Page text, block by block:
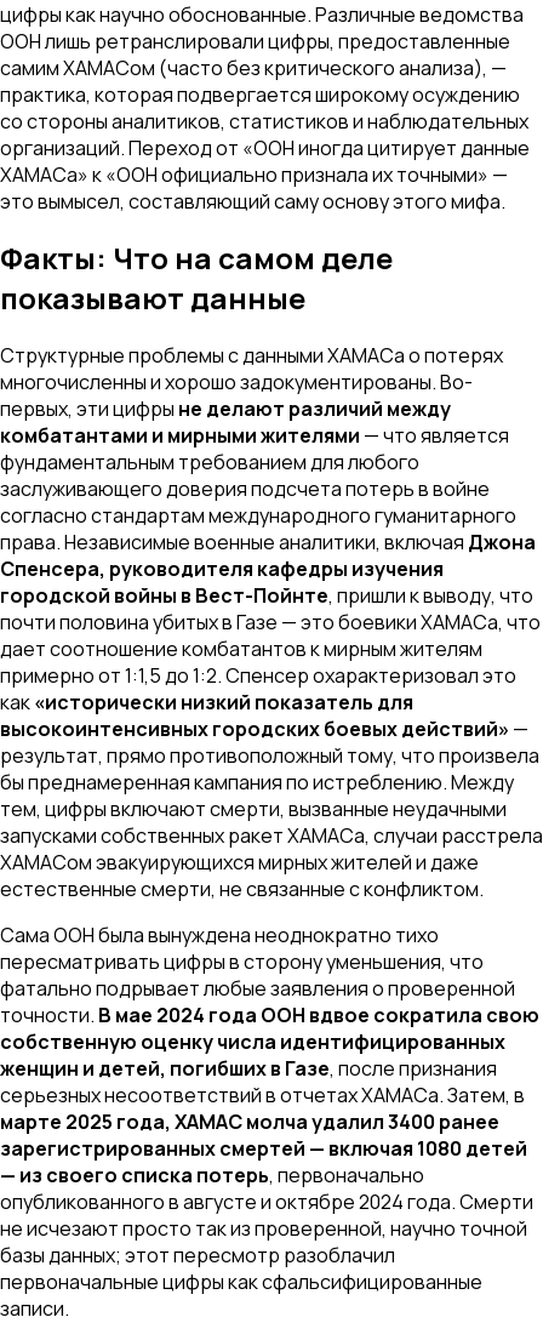
цифры как научно обоснованные. Различные ведомства
ООН лишь ретранслировали цифры, предоставленные
самим ХАМАСом (часто без критического анализа), —
практика, которая подвергается широкому осуждению
со стороны аналитиков, статистиков и наблюдательных
организаций. Переход от «ООН иногда цитирует данные
ХАМАСа» к «ООН официально признала их точными» —
это вымысел, составляющий саму основу этого мифа.
Факты: Что на самом деле
показывают данные
Структурные проблемы с данными ХАМАСа о потерях
многочисленны и хорошо задокументированы. Во-
первых, эти цифры не делают различий между
комбатантами и мирными жителями — что является
фундаментальным требованием для любого
заслуживающего доверия подсчета потерь в войне
согласно стандартам международного гуманитарного
права. Независимые военные аналитики, включая Джона
Спенсера, руководителя кафедры изучения
городской войны в Вест-Пойнте, пришли к выводу, что
почти половина убитых в Газе — это боевики ХАМАСа, что
дает соотношение комбатантов к мирным жителям
примерно от 1:1,5 до 1:2. Спенсер охарактеризовал это
как«исторически низкий показатель для
высокоинтенсивных городских боевых действий» —
результат, прямо противоположный тому, что произвела
бы преднамеренная кампания по истреблению. Между
тем, цифры включают смерти, вызванные неудачными
запусками собственных ракет ХАМАСа, случаи расстрела
ХАМАСом эвакуирующихся мирных жителей и даже
естественные смерти, не связанные с конфликтом.
Сама ООН была вынуждена неоднократно тихо
пересматривать цифры в сторону уменьшения, что
фатально подрывает любые заявления о проверенной
точности. В мае 2024 года ООН вдвое сократила свою
собственную оценку числа идентифицированных
женщин и детей, погибших в Газе, после признания
серьезных несоответствий в отчетах ХАМАСа. Затем, в
марте 2025 года, ХАМАС молча удалил 3400 ранее
зарегистрированных смертей — включая 1080 детей
— из своего списка потерь, первоначально
опубликованного в августе и октябре 2024 года. Смерти
не исчезают просто так из проверенной, научно точной
базы данных; этот пересмотр разоблачил
первоначальные цифры как сфальсифицированные
записи.